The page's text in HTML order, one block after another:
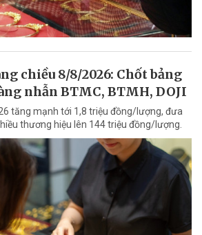
chiều 8/8/2026: Chốt bảng
nhẫn BTMC, BTMH, DOJI
tăng mạnh tới 1,8 triệu đồng/lượng, đưa
thương hiệu lên 144 triệu đồng/lượng.